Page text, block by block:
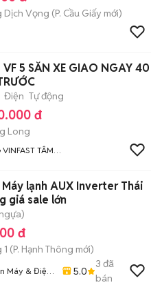
Dịch Vọng (P. Cầu Giấy mới)
VF 5 SẴN XE GIAO NGAY 40
Điện Tự động
đ
Long
TÂM
Máy lạnh AUX Inverter Thái
giá sale lớn
đ
1 (P. Hạnh Thông mới)
Máy & Điện
5.0
3 đã
bán